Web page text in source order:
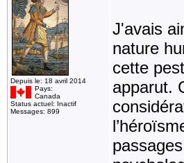
Depuis le: 18 avril 2014
Pays:
Canada
Status actuel: Inactif
Messages: 899
J'avais
nature
cette
apparut.